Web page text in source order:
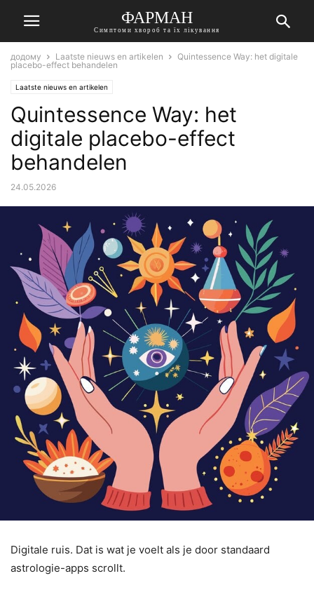
ФАРМАН
Симптоми хвороб та їх лікування
додому Laatste nieuws en artikelen
Quintessence Way: het digitale
placebo-effect behandelen
Laatste nieuws en artikelen
Quintessence Way: het
digitale placebo-effect
behandelen
24.05.2026
Digitale ruis. Dat is wat je voelt als je door standaard
astrologie-apps scrollt.